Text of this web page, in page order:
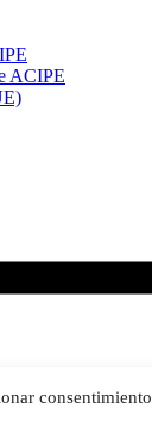
consentimiento
ACIPE